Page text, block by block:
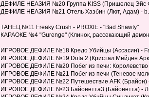
ДЕФИЛЕ НЕАЗИЯ №20 Группа KISS (Пришелец Эйс
ДЕФИЛЕ НЕАЗИЯ №21 Отель Хазбин (Лют, Адам) -
ТАНЕЦ №11 Freaky Crush - PROXIE - "Bad Shawty"
КАРАОКЕ №4 "Gurenge" (Клинок, рассекающий
ИГРОВОЕ ДЕФИЛЕ №18 Кредо Убийцы (Ассасин) -
ИГРОВОЕ ДЕФИЛЕ №19 Dota 2 (Кристал Мейден
ИГРОВОЕ ДЕФИЛЕ №20 Побег из печи: Королевство
ИГРОВОЕ ДЕФИЛЕ №21 Побег из печи (Теневое
ИГРОВОЕ ДЕФИЛЕ №22 Путешествие AFK (Брайон)
ИГРОВОЕ ДЕФИЛЕ №23 Байонетта3 (Байонетта) -